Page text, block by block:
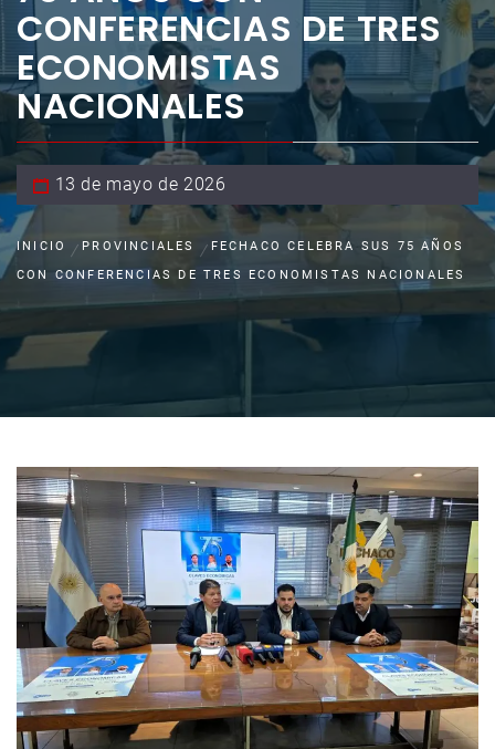
CONFERENCIAS DE TRES
ECONOMISTAS
NACIONALES
13 de mayo de 2026
INICIO PROVINCIALES
FECHACO CELEBRA SUS 75 AÑOS
CON CONFERENCIAS DE TRES ECONOMISTAS NACIONALES